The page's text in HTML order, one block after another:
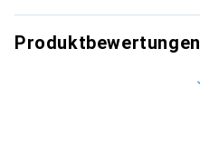
Produktbewertungen